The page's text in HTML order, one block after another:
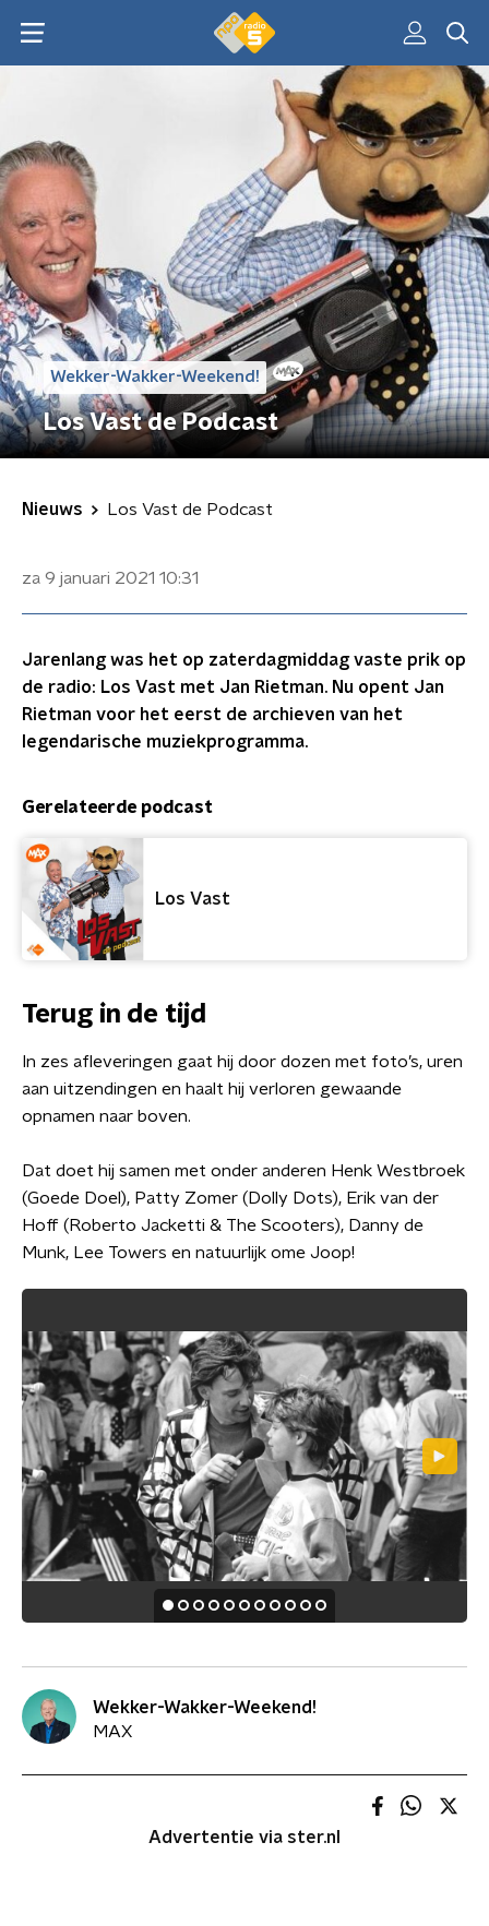
Wekker-Wakker-Weekend!
Los Vast de Podcast
Nieuws Los Vast de Podcast
za 9 januari 2021 10:31
Jarenlang was het op zaterdagmiddag vaste prik op
de radio: Los Vast met Jan Rietman. Nu opent Jan
Rietman voor het eerst de archieven van het
legendarische muziekprogramma.
Gerelateerde podcast
Los Vast
Terug in de tijd
In zes afleveringen gaat hij door dozen met foto’s, uren
aan uitzendingen en haalt hij verloren gewaande
opnamen naar boven.
Dat doet hij samen met onder anderen Henk Westbroek
(Goede Doel), Patty Zomer (Dolly Dots), Erik van der
Hoff (Roberto Jacketti & The Scooters), Danny de
Munk, Lee Towers en natuurlijk ome Joop!
Wekker-Wakker-Weekend!
MAX
Advertentie via ster.nl